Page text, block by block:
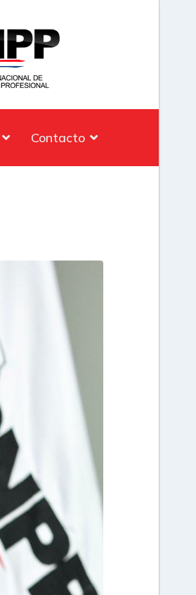
Contacto